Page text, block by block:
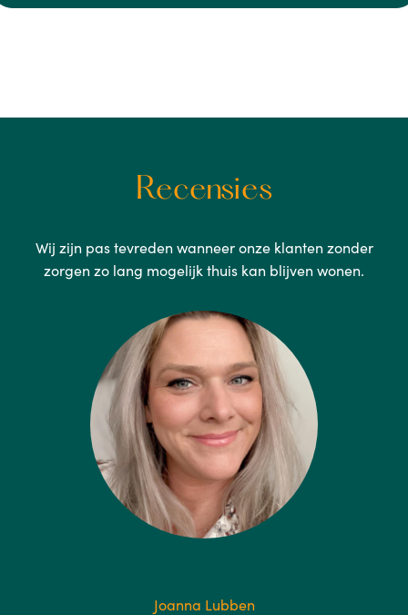
Recensies
Wij zijn pas tevreden wanneer onze klanten zonder
zorgen zo lang mogelijk thuis kan blijven wonen.
Joanna Lubben